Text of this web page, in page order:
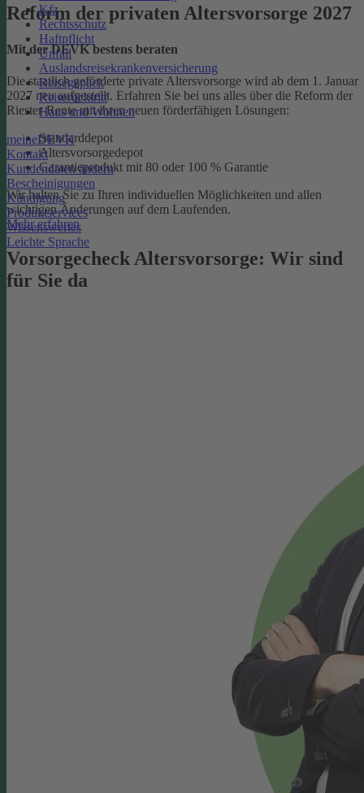
Kfz
Rechtsschutz
Haftpflicht
Unfall
Auslandsreisekrankenversicherung
Reisegepäck
Reiserücktritt
Haus und Wohnen
meineDEVK
Kontakt
Kundendaten ändern
Bescheinigungen
Kündigung
Produktservices
Wissenswertes
Leichte Sprache
Reform der privaten Altersvorsorge 2027
Mit der DEVK bestens beraten
Die staatlich geförderte private Altersvorsorge wird ab dem 1. Januar
2027 neu aufgestellt. Erfahren Sie bei uns alles über die Reform der
Riester-Rente mit ihren neuen förderfähigen Lösungen:
Standarddepot
Altersvorsorgedepot
Garantieprodukt mit 80 oder 100 % Garantie
Wir halten Sie zu Ihren individuellen Möglichkeiten und allen
wichtigen Änderungen auf dem Laufenden.
Mehr erfahren
Vorsorgecheck Altersvorsorge:­ Wir sind
für Sie da